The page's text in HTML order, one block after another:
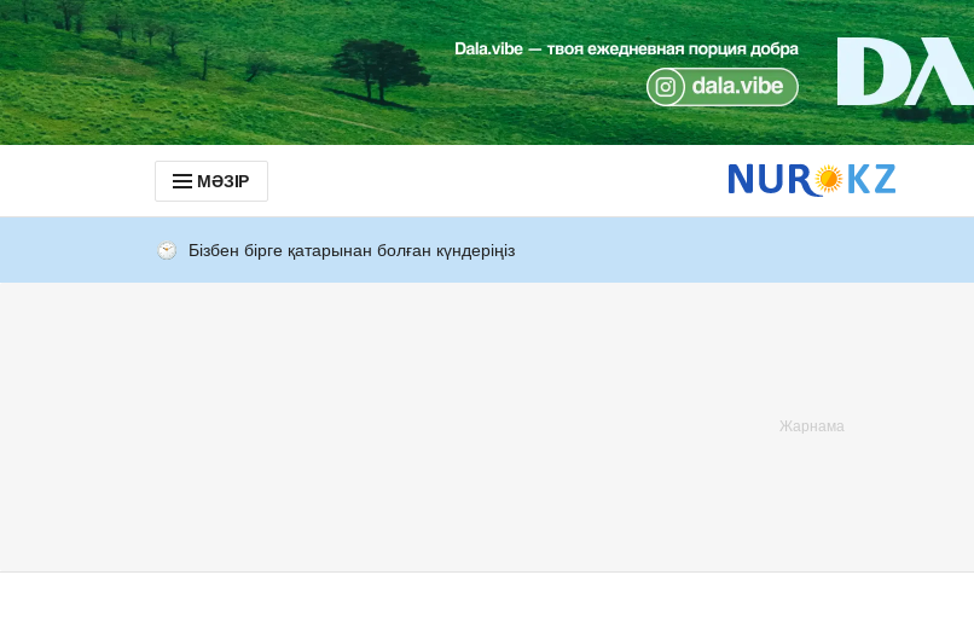
МӘЗІР
Бізбен бірге қатарынан болған күндеріңіз